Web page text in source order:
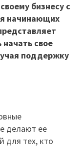
бизнесу с
начинающих
свое
поддержку
делают ее
для тех, кто